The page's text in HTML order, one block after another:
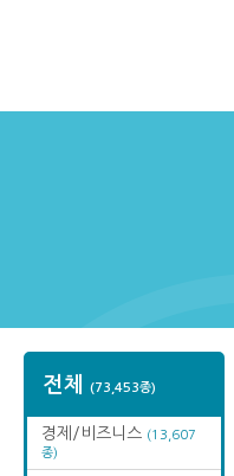
전체 (73,453종)
경제/비즈니스 (13,607
종)